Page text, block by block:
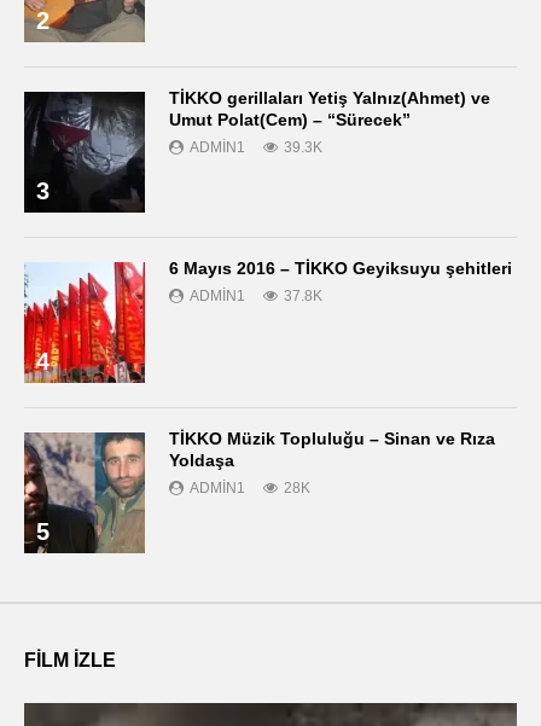
2
3
TİKKO gerillaları Yetiş Yalnız(Ahmet) ve
Umut Polat(Cem) – “Sürecek”
ADMIN1 39.3K
4
6 Mayıs 2016 – TİKKO Geyiksuyu şehitleri
ADMIN1 37.8K
5
TİKKO Müzik Topluluğu – Sinan ve Rıza
Yoldaşa
ADMIN1 28K
FILM IZLE